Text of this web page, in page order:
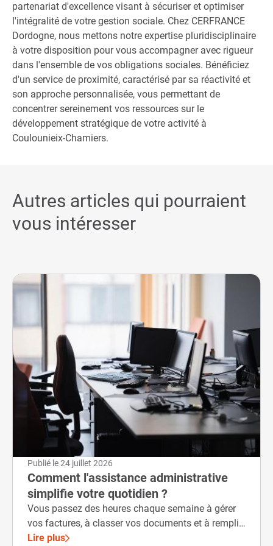
partenariat d'excellence visant à sécuriser et optimiser
l'intégralité de votre gestion sociale. Chez CERFRANCE
Dordogne, nous mettons notre expertise pluridisciplinaire
à votre disposition pour vous accompagner avec rigueur
dans l'ensemble de vos obligations sociales. Bénéficiez
d'un service de proximité, caractérisé par sa réactivité et
son approche personnalisée, vous permettant de
concentrer sereinement vos ressources sur le
développement stratégique de votre activité à
Coulounieix-Chamiers.
Autres articles qui pourraient
vous intéresser
Publié le24 juillet 2026
Comment l'assistance administrative
simplifie votre quotidien ?
Vous passez des heures chaque semaine à gérer
vos factures, à classer vos documents et à remplir
vos déclarations ?
Lire plus